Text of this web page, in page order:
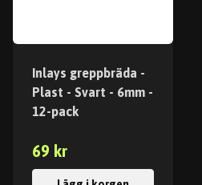
Inlays greppbräda -
Plast - Svart - 6mm -
12-pack
69 kr